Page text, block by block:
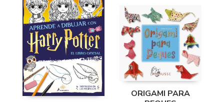
ORIGAMI PARA